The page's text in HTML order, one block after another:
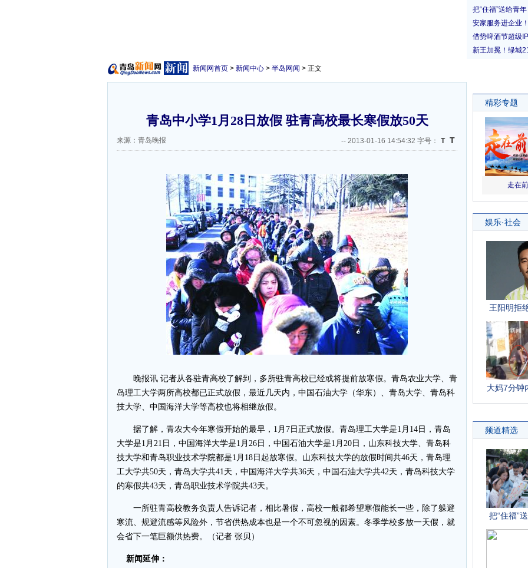
新闻网首页 > 新闻中心 > 半岛网闻 > 正文
青岛中小学1月28日放假 驻青高校最长寒假放50天
来源：青岛晚报 -- 2013-01-16 14:54:32 字号： T T
晚报讯 记者从各驻青高校了解到，多所驻青高校已经或将提前放寒假。青岛农业大学、青
岛理工大学两所高校都已正式放假，最近几天内，中国石油大学（华东）、青岛大学、青岛科
技大学、中国海洋大学等高校也将相继放假。
据了解，青农大今年寒假开始的最早，1月7日正式放假。青岛理工大学是1月14日，青岛
大学是1月21日，中国海洋大学是1月26日，中国石油大学是1月20日，山东科技大学、青岛科
技大学和青岛职业技术学院都是1月18日起放寒假。山东科技大学的放假时间共46天，青岛理
工大学共50天，青岛大学共41天，中国海洋大学共36天，中国石油大学共42天，青岛科技大学
的寒假共43天，青岛职业技术学院共43天。
一所驻青高校教务负责人告诉记者，相比暑假，高校一般都希望寒假能长一些，除了躲避
寒流、规避流感等风险外，节省供热成本也是一个不可忽视的因素。冬季学校多放一天假，就
会省下一笔巨额供热费。（记者 张贝）
新闻延伸：